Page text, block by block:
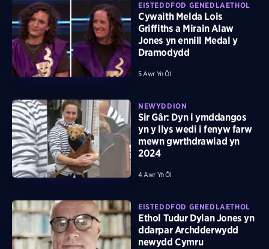
EISTEDDFOD GENEDLAETHOL
Cywaith Melda Lois
Griffiths a Mirain Alaw
Jones yn ennill Medal y
Dramodydd
5 Awr Yn Ôl
NEWYDDION
Sir Gâr: Dyn i ymddangos
yn y llys wedi i fenyw farw
mewn gwrthdrawiad yn
2024
4 Awr Yn Ôl
EISTEDDFOD GENEDLAETHOL
Ethol Tudur Dylan Jones yn
ddarpar Archdderwydd
newydd Cymru